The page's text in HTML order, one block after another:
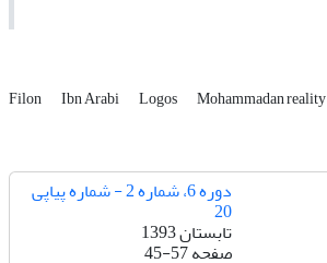
Filon Ibn Arabi Logos Mohammadan reality
دوره 6، شماره 2 - شماره پیاپی
20
تابستان 1393
صفحه45-57